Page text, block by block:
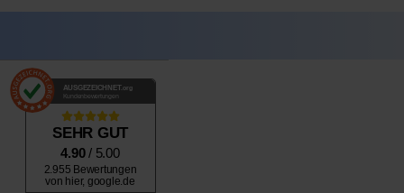
AUSGEZEICHNET .org
Kundenbewertungen
SEHR GUT
4.90/ 5.00
2.955 Bewertungen
von hier, google.de